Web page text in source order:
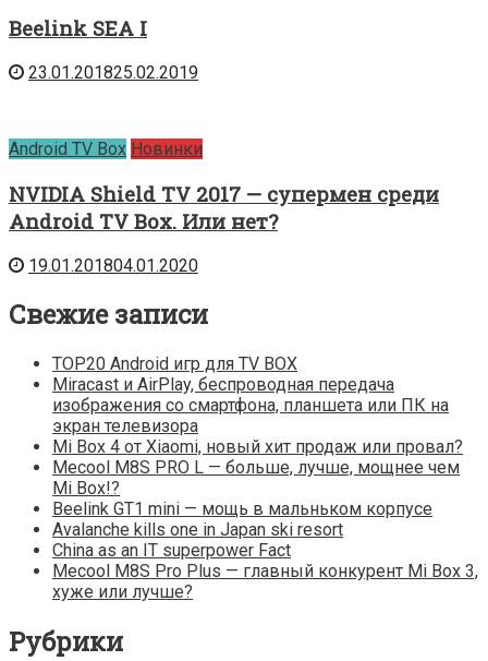
Beelink SEA I
23.01.201825.02.2019
Android TV Box Новинки
NVIDIA Shield TV 2017 — супермен среди
Android TV Box. Или нет?
19.01.201804.01.2020
Свежие записи
TOP20 Android игр для TV BOX
Miracast и AirPlay, беспроводная передача
изображения со смартфона, планшета или ПК на
экран телевизора
Mi Box 4 от Xiaomi, новый хит продаж или провал?
Mecool M8S PRO L — больше, лучше, мощнее чем
Mi Box!?
Beelink GT1 mini — мощь в мальньком корпусе
Avalanche kills one in Japan ski resort
China as an IT superpower Fact
Mecool M8S Pro Plus — главный конкурент Mi Box 3,
хуже или лучше?
Рубрики